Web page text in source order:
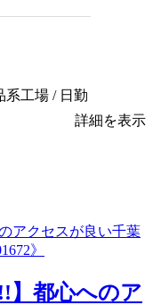
系工場 / 日勤
詳細を表示
】都心へのア